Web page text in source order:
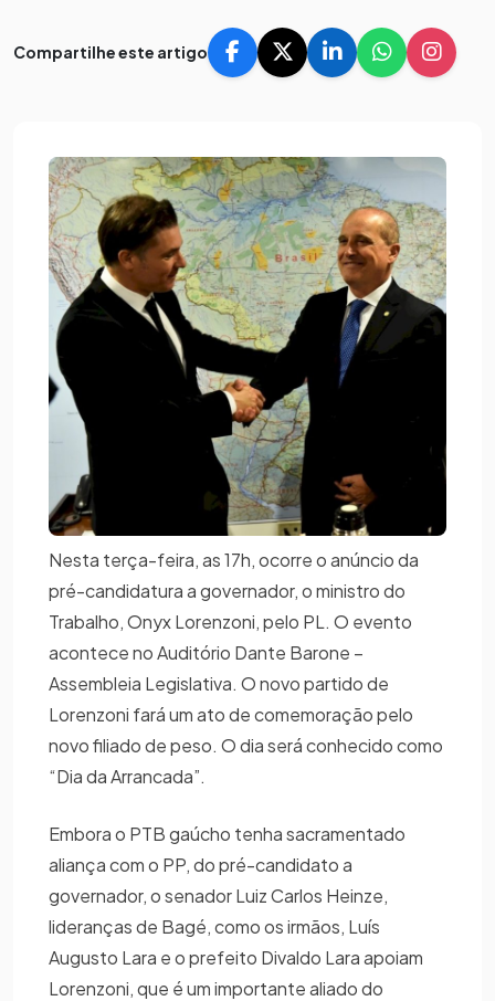
Compartilhe este artigo
Nesta terça-feira, as 17h, ocorre o anúncio da
pré-candidatura a governador, o ministro do
Trabalho, Onyx Lorenzoni, pelo PL. O evento
acontece no Auditório Dante Barone –
Assembleia Legislativa. O novo partido de
Lorenzoni fará um ato de comemoração pelo
novo filiado de peso. O dia será conhecido como
“Dia da Arrancada”.
Embora o PTB gaúcho tenha sacramentado
aliança com o PP, do pré-candidato a
governador, o senador Luiz Carlos Heinze,
lideranças de Bagé, como os irmãos, Luís
Augusto Lara e o prefeito Divaldo Lara apoiam
Lorenzoni, que é um importante aliado do